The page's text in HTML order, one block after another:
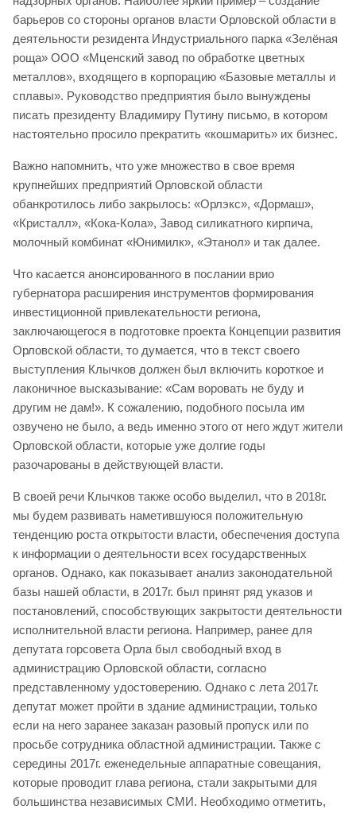
барьеров со стороны органов власти Орловской области в
деятельности резидента Индустриального парка «Зелёная
роща» ООО «Мценский завод по обработке цветных
металлов», входящего в корпорацию «Базовые металлы и
сплавы». Руководство предприятия было вынуждены
писать президенту Владимиру Путину письмо, в котором
настоятельно просило прекратить «кошмарить» их бизнес.
Важно напомнить, что уже множество в свое время
крупнейших предприятий Орловской области
обанкротилось либо закрылось: «Орлэкс», «Дормаш»,
«Кристалл», «Кока-Кола», Завод силикатного кирпича,
молочный комбинат «Юнимилк», «Этанол» и так далее.
Что касается анонсированного в послании врио
губернатора расширения инструментов формирования
инвестиционной привлекательности региона,
заключающегося в подготовке проекта Концепции развития
Орловской области, то думается, что в текст своего
выступления Клычков должен был включить короткое и
лаконичное высказывание: «Сам воровать не буду и
другим не дам!». К сожалению, подобного посыла им
озвучено не было, а ведь именно этого от него ждут жители
Орловской области, которые уже долгие годы
разочарованы в действующей власти.
В своей речи Клычков также особо выделил, что в 2018г.
мы будем развивать наметившуюся положительную
тенденцию роста открытости власти, обеспечения доступа
к информации о деятельности всех государственных
органов. Однако, как показывает анализ законодательной
базы нашей области, в 2017г. был принят ряд указов и
постановлений, способствующих закрытости деятельности
исполнительной власти региона. Например, ранее для
депутата горсовета Орла был свободный вход в
администрацию Орловской области, согласно
представленному удостоверению. Однако с лета 2017г.
депутат может пройти в здание администрации, только
если на него заранее заказан разовый пропуск или по
просьбе сотрудника областной администрации. Также с
середины 2017г. еженедельные аппаратные совещания,
которые проводит глава региона, стали закрытыми для
большинства независимых СМИ. Необходимо отметить,